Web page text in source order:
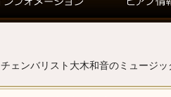
チェンバリスト大木和音のミュージッ